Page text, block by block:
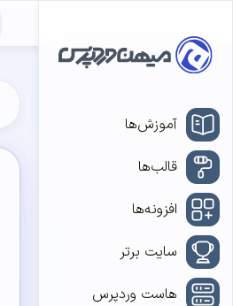
آموزش‌ها
قالب‌ها
افزونه‌ها
سایت برتر
هاست وردپرس